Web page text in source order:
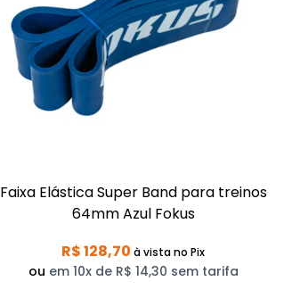
Faixa Elástica Super Band para treinos
64mm Azul Fokus
R$ 128,70 à vistano Pix
ou em 10x de R$ 14,30 sem tarifa